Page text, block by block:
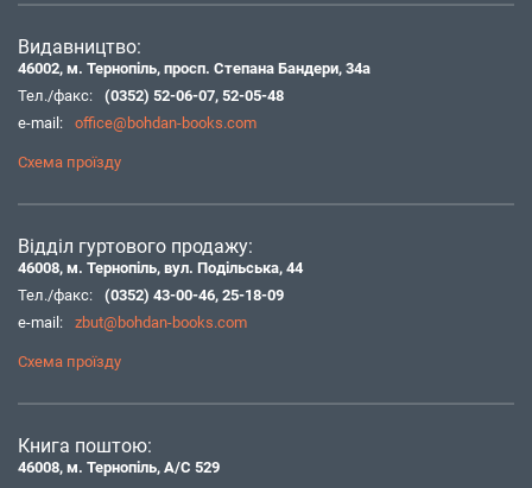
Видавництво:
46002, м. Тернопіль, просп. Степана Бандери, 34а
Тел./факс:
(0352) 52-06-07, 52-05-48
e-mail:
office@bohdan-books.com
Схема проїзду
Відділ гуртового продажу:
46008, м. Тернопіль, вул. Подільська, 44
Тел./факс:
(0352) 43-00-46, 25-18-09
e-mail:
zbut@bohdan-books.com
Схема проїзду
Книга поштою:
46008, м. Тернопіль, А/С 529